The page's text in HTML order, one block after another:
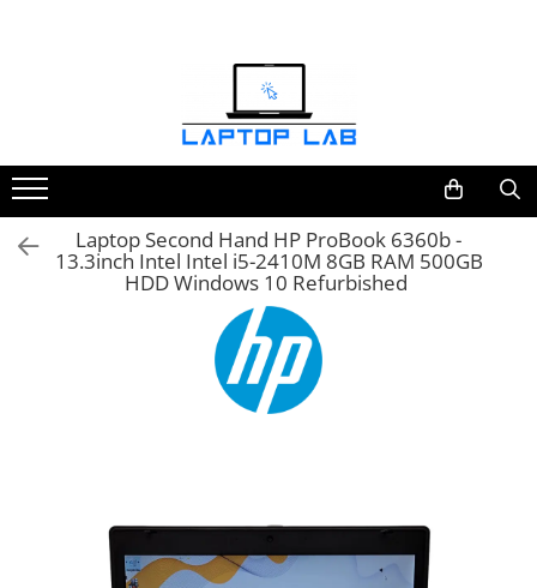
Mouseuri
Încărcătoare
Laptop Second Hand HP ProBook 6360b -
13.3inch Intel Intel i5-2410M 8GB RAM 500GB
HDD Windows 10 Refurbished